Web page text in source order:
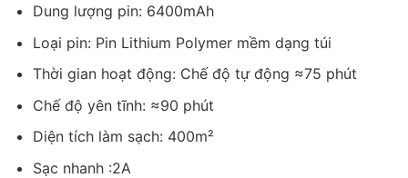
Dung lượng pin: 6400mAh
Loại pin: Pin Lithium Polymer mềm dạng túi
Thời gian hoạt động: Chế độ tự động ≈75 phút
Chế độ yên tĩnh: ≈90 phút
Diện tích làm sạch: 400m²
Sạc nhanh :2A